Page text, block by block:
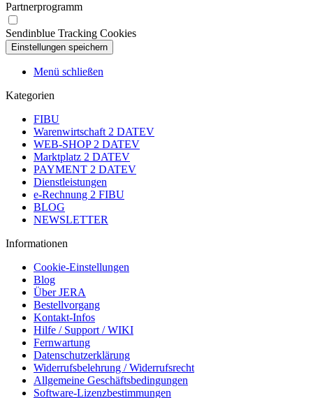
Partnerprogramm
Sendinblue Tracking Cookies
Menü schließen
Kategorien
FIBU
Warenwirtschaft 2 DATEV
WEB-SHOP 2 DATEV
Marktplatz 2 DATEV
PAYMENT 2 DATEV
Dienstleistungen
e-Rechnung 2 FIBU
BLOG
NEWSLETTER
Informationen
Cookie-Einstellungen
Blog
Über JERA
Bestellvorgang
Kontakt-Infos
Hilfe / Support / WIKI
Fernwartung
Datenschutzerklärung
Widerrufsbelehrung / Widerrufsrecht
Allgemeine Geschäftsbedingungen
Software-Lizenzbestimmungen